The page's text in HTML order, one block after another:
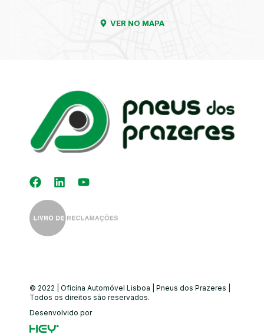
VER NO MAPA
© 2022 | Oficina Automóvel Lisboa | Pneus dos Prazeres |
Todos os direitos são reservados.
Desenvolvido por
Auto-Rádios
Alinhamento de
Direção